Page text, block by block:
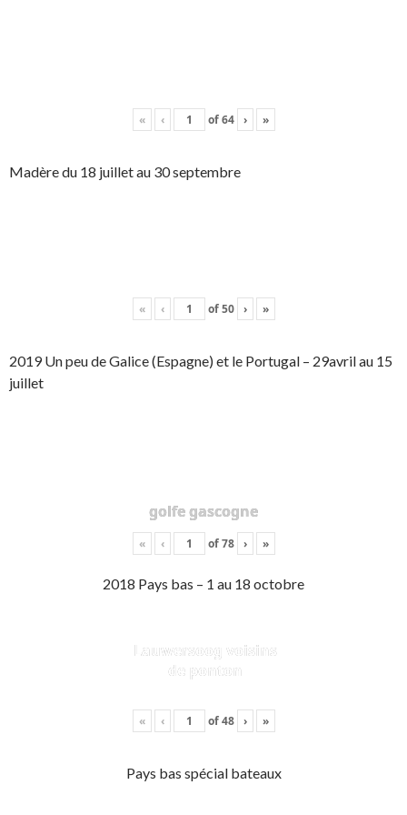
« ‹ of64 › »
Madère du 18 juillet au 30 septembre
« ‹ of50 › »
2019 Un peu de Galice (Espagne) et le Portugal – 29avril au 15
juillet
golfe gascogne
« ‹ of78 › »
2018 Pays bas – 1 au 18 octobre
Lauwersoog voisins
de ponton
« ‹ of48 › »
Pays bas spécial bateaux